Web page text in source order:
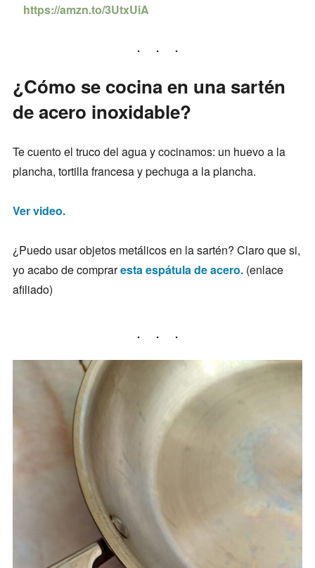
https://amzn.to/3UtxUiA
¿Cómo se cocina en una sartén
de acero inoxidable?
Te cuento el truco del agua y cocinamos: un huevo a la
plancha, tortilla francesa y pechuga a la plancha.
Ver video.
¿Puedo usar objetos metálicos en la sartén? Claro que si,
yo acabo de compraresta espátula de acero.(enlace
afiliado)